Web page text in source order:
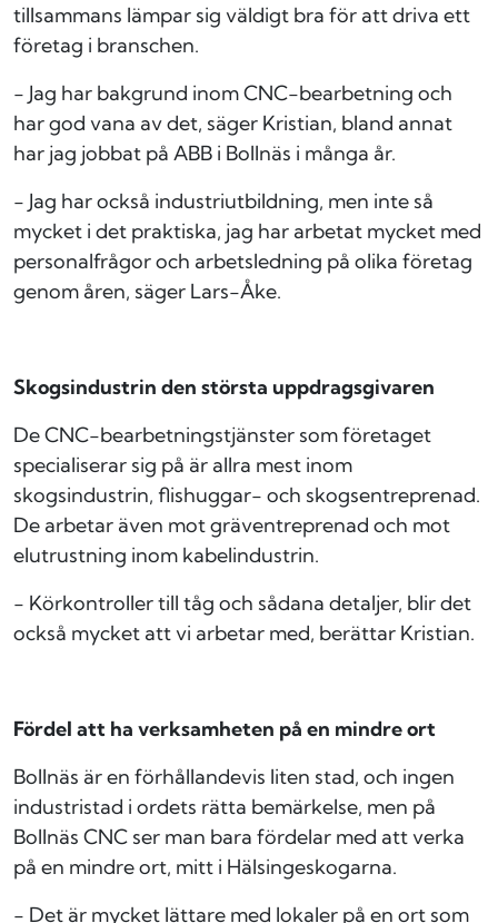
tillsammans lämpar sig väldigt bra för att driva ett
företag i branschen.
- Jag har bakgrund inom CNC-bearbetning och
har god vana av det, säger Kristian, bland annat
har jag jobbat på ABB i Bollnäs i många år.
- Jag har också industriutbildning, men inte så
mycket i det praktiska, jag har arbetat mycket med
personalfrågor och arbetsledning på olika företag
genom åren, säger Lars-Åke.
Skogsindustrin den största uppdragsgivaren
De CNC-bearbetningstjänster som företaget
specialiserar sig på är allra mest inom
skogsindustrin, flishuggar- och skogsentreprenad.
De arbetar även mot gräventreprenad och mot
elutrustning inom kabelindustrin.
- Körkontroller till tåg och sådana detaljer, blir det
också mycket att vi arbetar med, berättar Kristian.
Fördel att ha verksamheten på en mindre ort
Bollnäs är en förhållandevis liten stad, och ingen
industristad i ordets rätta bemärkelse, men på
Bollnäs CNC ser man bara fördelar med att verka
på en mindre ort, mitt i Hälsingeskogarna.
- Det är mycket lättare med lokaler på en ort som